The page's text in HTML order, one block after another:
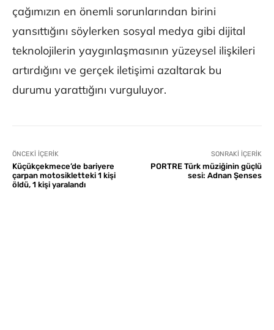
çağımızın en önemli sorunlarından birini
yansıttığını söylerken sosyal medya gibi dijital
teknolojilerin yaygınlaşmasının yüzeysel ilişkileri
artırdığını ve gerçek iletişimi azaltarak bu
durumu yarattığını vurguluyor.
ÖNCEKI İÇERIK
Küçükçekmece’de bariyere
çarpan motosikletteki 1 kişi
öldü, 1 kişi yaralandı
SONRAKI İÇERIK
PORTRE Türk müziğinin güçlü
sesi: Adnan Şenses